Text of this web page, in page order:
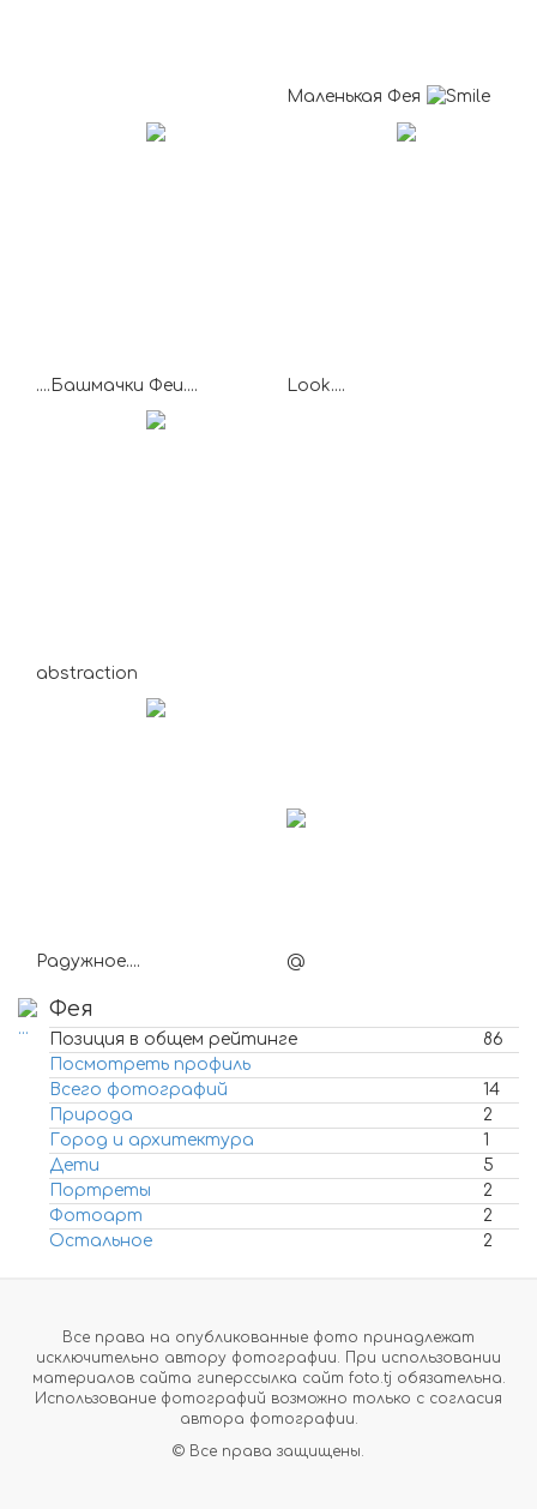
Маленькая Фея
....Башмачки Феи.... Look....
abstraction
Радужное.... @
Фея
Позиция в общем рейтинге
86
Посмотреть профиль
Всего фотографий
14
Природа
2
Город и архитектура
1
Дети
5
Портреты
2
Фотоарт
2
Остальное
2
Все права на опубликованные фото принадлежат
исключительно автору фотографии. При использовании
материалов сайта гиперссылка сайт foto.tj обязательна.
Использование фотографий возможно только с согласия
автора фотографии.
© Все права защищены.